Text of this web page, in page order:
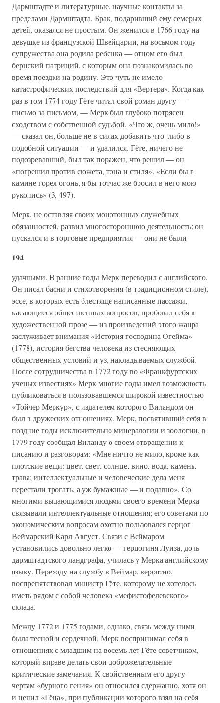
Дармштадте и литературные, научные контакты за
пределами Дармштадта. Брак, подаривший ему семерых
детей, оказался не простым. Он женился в 1766 году на
девушке из французской Швейцарии, на восьмом году
супружества она родила ребенка — отцом его был
бернский патриций, с которым она познакомилась во
время поездки на родину. Это чуть не имело
катастрофических последствий для «Вертера». Когда как
раз в том 1774 году Гёте читал свой роман другу —
письмо за письмом, — Мерк был глубоко потрясен
сходством с собственной судьбой. «Что ж, очень мило!»
— сказал он, больше не в силах добавить что–либо в
подобной ситуации — и удалился. Гёте, ничего не
подозревавший, был так поражен, что решил — он
«погрешил против сюжета, тона и стиля». «Если бы в
камине горел огонь, я бы тотчас же бросил в него мою
рукопись» (3, 497).
Мерк, не оставляя своих монотонных служебных
обязанностей, развил многостороннюю деятельность; он
пускался и в торговые предприятия — они не были
194
удачными. В ранние годы Мерк переводил с английского.
Он писал басни и стихотворения (в традиционном стиле),
эссе, в которых есть блестяще написанные пассажи,
касающиеся общественных вопросов; пробовал себя в
художественной прозе — из произведений этого жанра
заслуживает внимания «История господина Огейма»
(1778), история бегства человека из стесняющих
общественных условий и уз, накладываемых службой.
После сотрудничества в 1772 году во «Франкфуртских
ученых известиях» Мерк многие годы имел возможность
публиковаться в пользовавшемся широкой известностью
«Тойчер Меркур», с издателем которого Виландом он
был в дружеских отношениях. Мерк, посвятивший себя в
поздние годы исключительно минералогии и зоологии, в
1779 году сообщал Виланду о своем отвращении к
писанию и разговорам: «Мне ничто не мило, кроме как
плотские вещи: цвет, свет, солнце, вино, вода, камень,
трава; интеллектуальные и человеческие дела меня
перестали трогать, а уж бумажные — и подавно». Со
многими выдающимися людьми своего времени Мерка
связывали интеллектуальные отношения; его советами по
экономическим вопросам охотно пользовался герцог
Веймарский Карл Август. Связи с Веймаром
установились довольно легко — герцогиня Луиза, дочь
дармштадтского ландграфа, училась у Мерка английскому
языку. Переходу на службу в Веймар, вероятно,
воспрепятствовал министр Гёте, которому не хотелось
иметь рядом с собой человека «мефистофелевского»
склада.
Между 1772 и 1775 годами, однако, связь между ними
была тесной и сердечной. Мерк воспринимал себя в
отношениях с младшим на восемь лет Гёте советчиком,
который вправе делать свои доброжелательные
критические замечания. К свойственным его другу
чертам «бурного гения» он относился сдержанно, хотя он
и ценил «Гёца», при публикации которого взял на себя